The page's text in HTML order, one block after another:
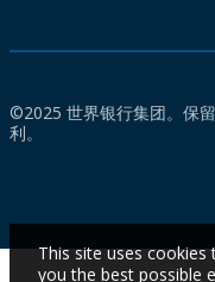
©2025 世界银行集团。保
利。
This site uses
you the best possible